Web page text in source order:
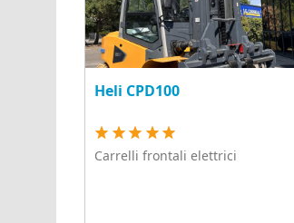
Heli CPD100
Carrelli frontali elettrici